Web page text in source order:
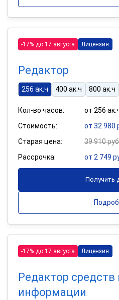
-17% до 17 августа Лицензия
Редактор
256 ак.ч 400 ак.ч 800 ак.ч
Кол-во часов:
от 256
Стоимость:
от 32 980
Старая цена:
39 910
Рассрочка:
от 2 749
Получить
-17% до 17 августа Лицензия
Редактор
информации